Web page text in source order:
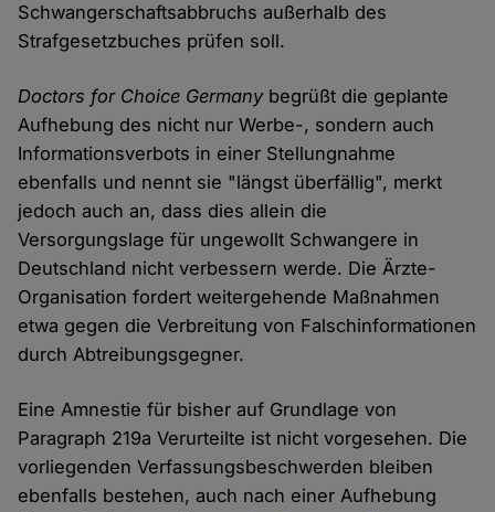
Schwangerschaftsabbruchs außerhalb des
Strafgesetzbuches prüfen soll.
Doctors for Choice Germany begrüßt die geplante
Aufhebung des nicht nur Werbe-, sondern auch
Informationsverbots in einer Stellungnahme
ebenfalls und nennt sie "längst überfällig", merkt
jedoch auch an, dass dies allein die
Versorgungslage für ungewollt Schwangere in
Deutschland nicht verbessern werde. Die Ärzte-
Organisation fordert weitergehende Maßnahmen
etwa gegen die Verbreitung von Falschinformationen
durch Abtreibungsgegner.
Eine Amnestie für bisher auf Grundlage von
Paragraph 219a Verurteilte ist nicht vorgesehen. Die
vorliegenden Verfassungsbeschwerden bleiben
ebenfalls bestehen, auch nach einer Aufhebung